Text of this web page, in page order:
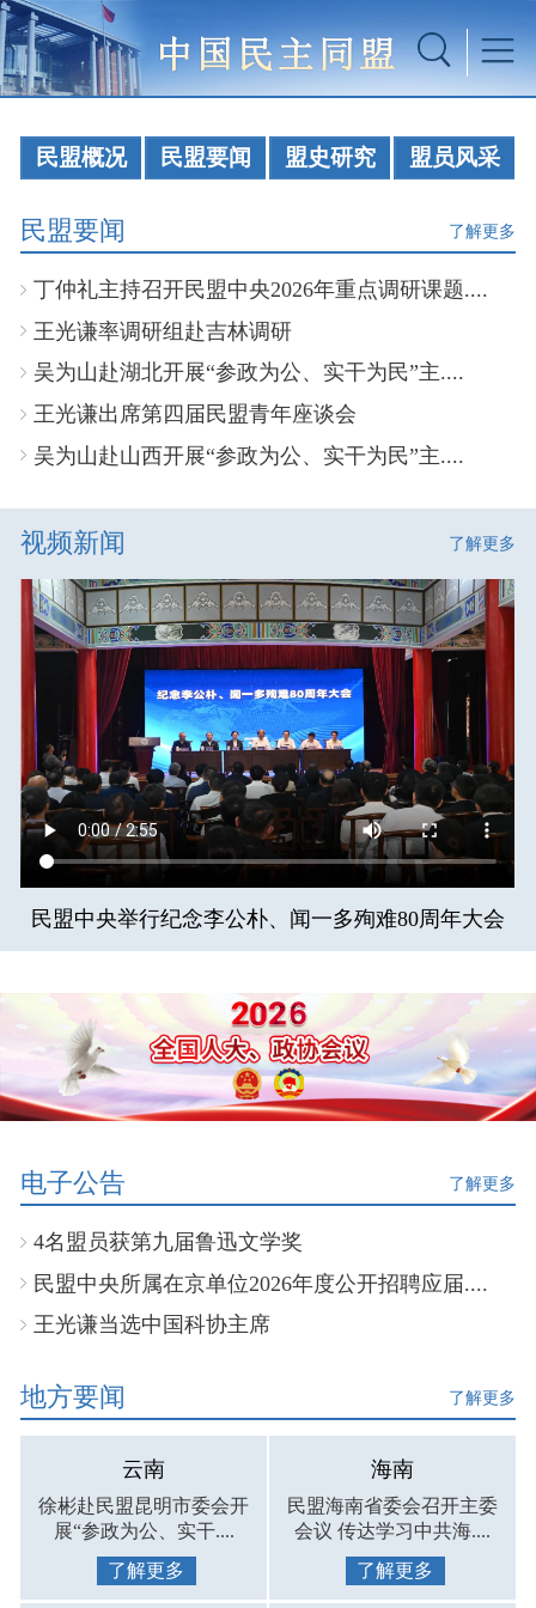
民盟概况 民盟要闻 盟史研究 盟员风采
民盟要闻 了解更多
丁仲礼主持召开民盟中央2026年重点调研课题....
王光谦率调研组赴吉林调研
吴为山赴湖北开展“参政为公、实干为民”主....
王光谦出席第四届民盟青年座谈会
吴为山赴山西开展“参政为公、实干为民”主....
视频新闻 了解更多
民盟中央举行纪念李公朴、闻一多殉难80周年大会
电子公告 了解更多
4名盟员获第九届鲁迅文学奖
民盟中央所属在京单位2026年度公开招聘应届....
王光谦当选中国科协主席
地方要闻 了解更多
云南
徐彬赴民盟昆明市委会开
展“参政为公、实干....
了解更多
海南
民盟海南省委会召开主委
会议 传达学习中共海....
了解更多